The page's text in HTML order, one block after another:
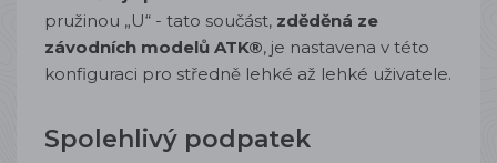
pružinou „U“ - tato součást, zděděná ze
závodních modelů ATK®, je nastavena v této
konfiguraci pro středně lehké až lehké uživatele.
Spolehlivý podpatek